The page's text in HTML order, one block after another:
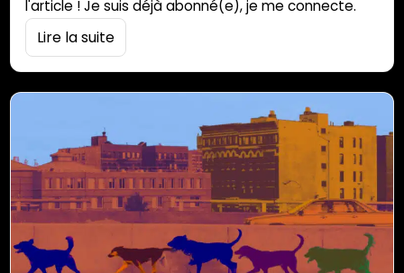
l'article ! Je suis déjà abonné(e), je me connecte.
Lire la suite